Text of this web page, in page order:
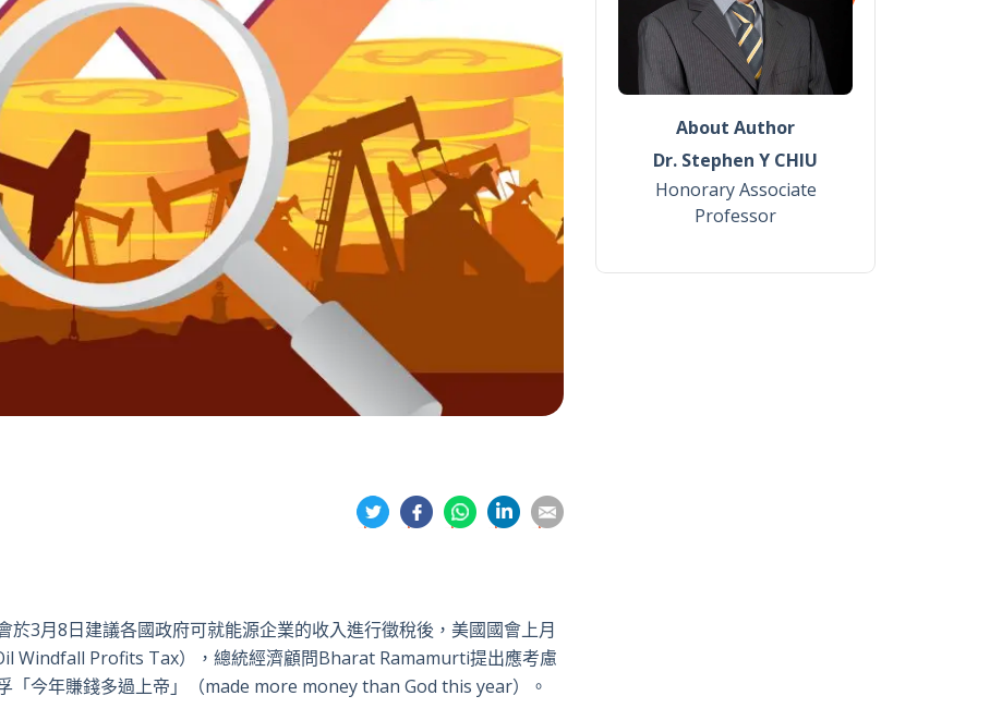
分
享
分
享
分
享
享
享
3月8日建議各國政府可就能源企業的收入進行徵稅後，美國國會上月
Windfall Profits Tax），總統經濟顧問Bharat Ramamurti提出應考慮
「今年賺錢多過上帝」（made more money than God this year）。
About Author
Dr. Stephen Y CHIU
Honorary Associate
Professor